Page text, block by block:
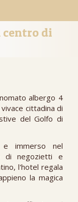
centro di
albergo 4
cittadina di
del Golfo di
e immerso nel
di negozietti e
l'hotel regala
la magica